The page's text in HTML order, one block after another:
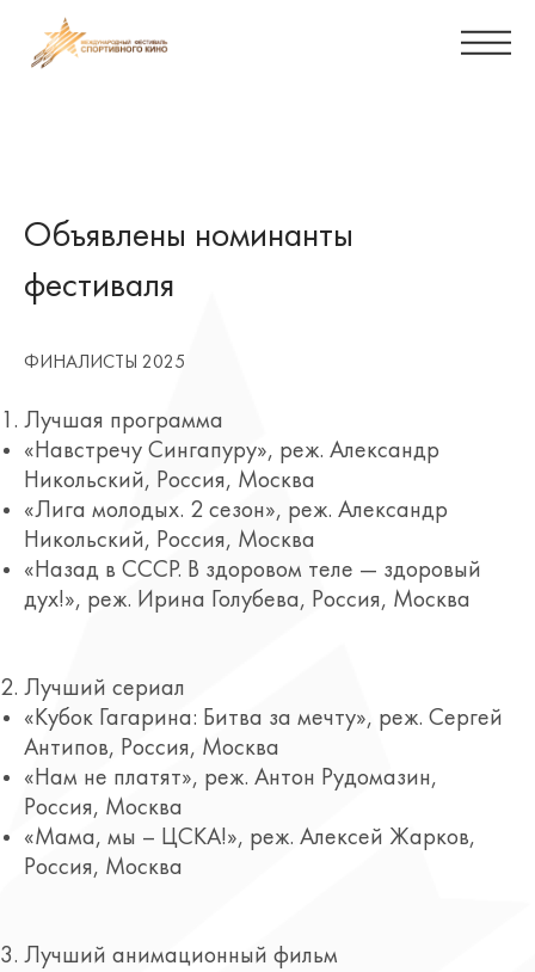
Объявлены номинанты
фестиваля
ФИНАЛИСТЫ 2025
Лучшая программа
«Навстречу Сингапуру», реж. Александр
Никольский, Россия, Москва
«Лига молодых. 2 сезон», реж. Александр
Никольский, Россия, Москва
«Назад в СССР. В здоровом теле — здоровый
дух!», реж. Ирина Голубева, Россия, Москва
Лучший сериал
«Кубок Гагарина: Битва за мечту», реж. Сергей
Антипов, Россия, Москва
«Нам не платят», реж. Антон Рудомазин,
Россия, Москва
«Мама, мы – ЦСКА!», реж. Алексей Жарков,
Россия, Москва
Лучший анимационный фильм